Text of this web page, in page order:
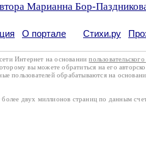
Марианна Бор-
О портале Стихи.ру
Интернет на основании
вы можете обратиться на его
пользователей обрабатываются на
двух миллионов страниц по данным